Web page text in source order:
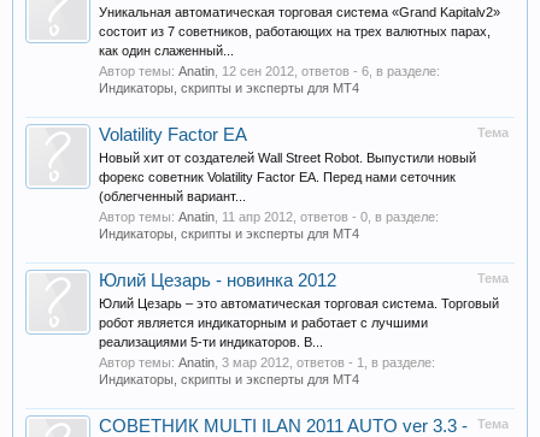
Уникальная автоматическая торговая система «Grand Kapitalv2»
состоит из 7 советников, работающих на трех валютных парах,
как один слаженный...
Автор темы: Anatin 12 сен 2012 , ответов - 6, в разделе:
Индикаторы, скрипты и эксперты для МТ4
Тема
Volatility Factor EA
Новый хит от создателей Wall Street Robot. Выпустили новый
форекс советник Volatility Factor EA. Перед нами сеточник
(облегченный вариант...
Автор темы: Anatin 11 апр 2012 , ответов - 0, в разделе:
Индикаторы, скрипты и эксперты для МТ4
Тема
Юлий Цезарь - новинка 2012
Юлий Цезарь – это автоматическая торговая система. Торговый
робот является индикаторным и работает с лучшими
реализациями 5-ти индикаторов. В...
Автор темы: Anatin 3 мар 2012 , ответов - 1, в разделе:
Индикаторы, скрипты и эксперты для МТ4
Тема
СОВЕТНИК MULTI ILAN 2011 AUTO ver 3.3 -